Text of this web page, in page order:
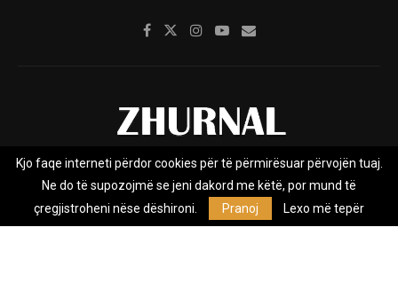
Rreth nesh Impresumi Marketing
Kontakt
Privacy Policy
Zhurnal.mk është Agjenci e Lajmeve e pavarur, e themeluar në vitin
Kjo faqe interneti përdor cookies për të përmirësuar përvojën tuaj.
Ne do të supozojmë se jeni dakord me këtë, por mund të
çregjistroheni nëse dëshironi.
Pranoj Lexo më tepër